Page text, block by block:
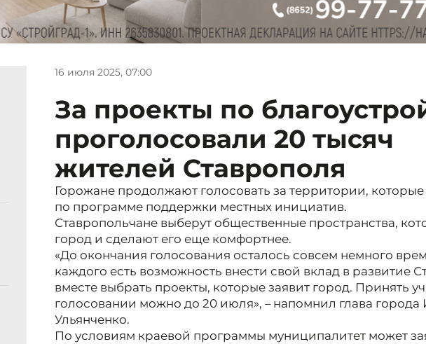
16 июля 2025, 07:00
За проекты по
проголосовали 20 тысяч
жителей Ставрополя
Горожане продолжают голосовать за территории, которые
по программе поддержки местных инициатив.
Ставропольчане выберут общественные пространства,
город и сделают его еще комфортнее.
«До окончания голосования осталось совсем немного
каждого есть возможность внести свой вклад в развитие
вместе выбрать проекты, которые заявит город. Принять
голосовании можно до 20 июля», – напомнил глава города
Ульянченко.
По условиям краевой программы муниципалитет может